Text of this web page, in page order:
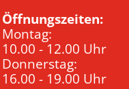
Öffnungszeiten:
Montag:
10.00 - 12.00 Uhr
Donnerstag:
16.00 - 19.00 Uhr